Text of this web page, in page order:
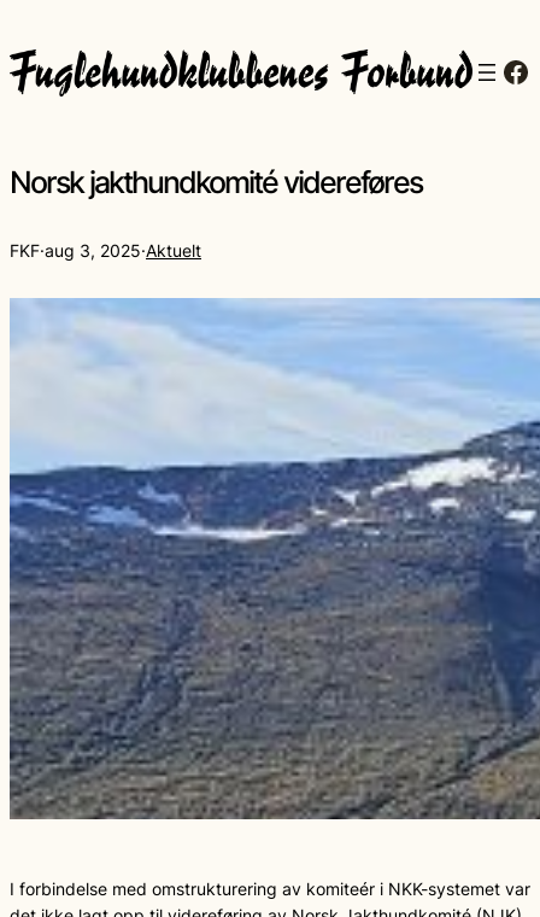
Norsk jakthundkomité videreføres
FKF·aug 3, 2025·Aktuelt
I forbindelse med omstrukturering av komiteér i NKK-systemet var